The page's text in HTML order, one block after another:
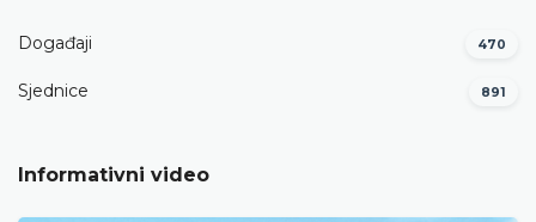
Događaji 470
Sjednice 891
Informativni video